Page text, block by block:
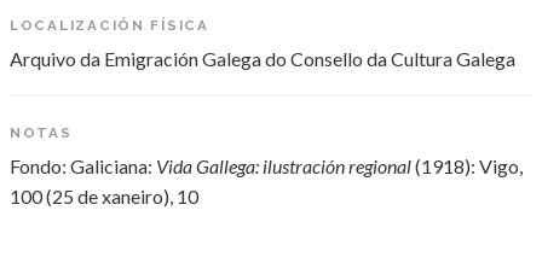
LOCALIZACIÓN FÍSICA
Arquivo da Emigración Galega do Consello da Cultura Galega
NOTAS
Fondo: Galiciana: Vida Gallega: ilustración regional(1918): Vigo,
100 (25 de xaneiro), 10